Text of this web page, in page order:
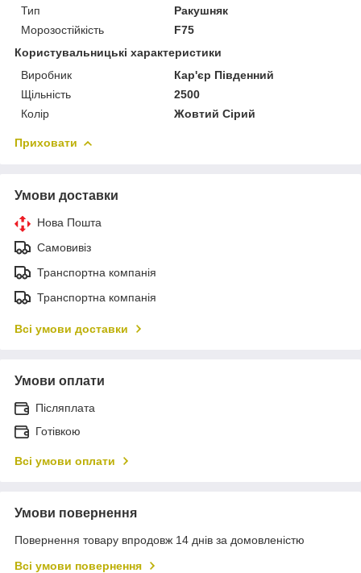
Тип
Ракушняк
Морозостійкість
F75
Користувальницькі характеристики
Виробник
Кар'єр Південний
Щільність
2500
Колір
Жовтий Сірий
Приховати
Умови доставки
Нова Пошта
Самовивіз
Транспортна компанія
Транспортна компанія
Всі умови доставки
Умови оплати
Післяплата
Готівкою
Всі умови оплати
Умови повернення
Повернення товару впродовж 14 днів за домовленістю
Всі умови повернення